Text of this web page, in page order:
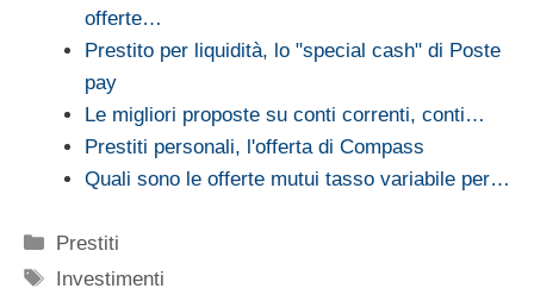
offerte…
Prestito per liquidità, lo "special cash" di Poste
pay
Le migliori proposte su conti correnti, conti…
Prestiti personali, l'offerta di Compass
Quali sono le offerte mutui tasso variabile per…
Categorie
Prestiti
Tag
Investimenti